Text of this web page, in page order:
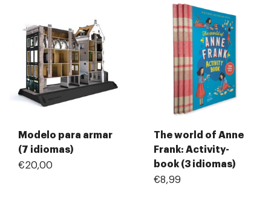
Modelo para armar
(7 idiomas)
€20,00
The world of Anne
Frank: Activity-
book (3 idiomas)
€8,99